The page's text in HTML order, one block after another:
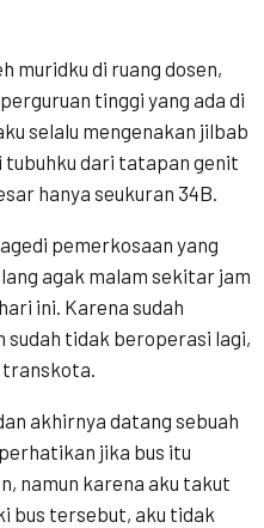
muridku di ruang dosen,
tinggi yang ada di
selalu mengenakan jilbab
tubuhku dari tatapan genit
hanya seukuran 34B.
pemerkosaan yang
agak malam sekitar jam
ini. Karena sudah
sudah tidak beroperasi lagi,
transkota.
akhirnya datang sebuah
jika bus itu
namun karena aku takut
bus tersebut, aku tidak